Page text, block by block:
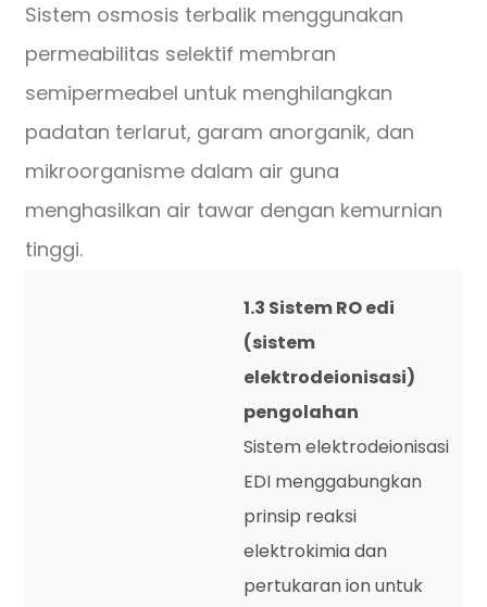
Sistem osmosis terbalik menggunakan
permeabilitas selektif membran
semipermeabel untuk menghilangkan
padatan terlarut, garam anorganik, dan
mikroorganisme dalam air guna
menghasilkan air tawar dengan kemurnian
tinggi.
1.3 Sistem RO edi
(sistem
elektrodeionisasi)
pengolahan
Sistem elektrodeionisasi
EDI menggabungkan
prinsip reaksi
elektrokimia dan
pertukaran ion untuk